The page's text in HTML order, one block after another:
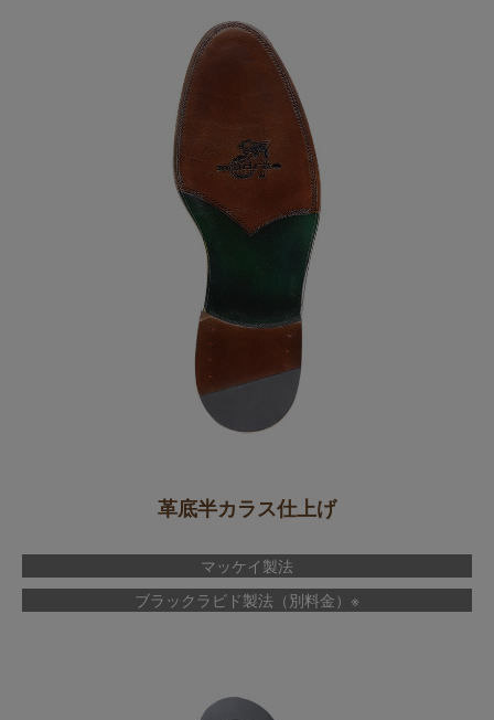
革底半カラス仕上げ
マッケイ製法
ブラックラビド製法（別料金）※